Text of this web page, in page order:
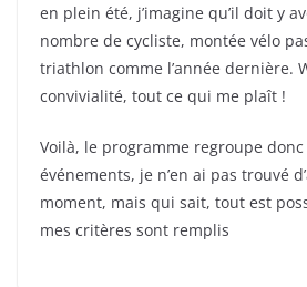
en plein été, j’imagine qu’il doit y
nombre de cycliste, montée vélo
triathlon comme l’année dernière.
convivialité, tout ce qui me plaît !
Voilà, le programme regroupe
événements, je n’en ai pas trouvé
moment, mais qui sait, tout est
mes critères sont remplis